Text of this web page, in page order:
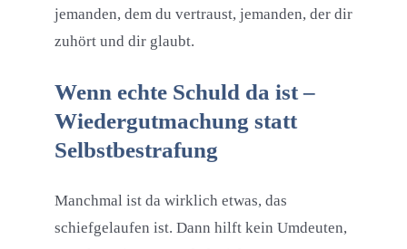
jemanden, dem du vertraust, jemanden, der dir
zuhört und dir glaubt.
Wenn echte Schuld da ist –
Wiedergutmachung statt
Selbstbestrafung
Manchmal ist da wirklich etwas, das
schiefgelaufen ist. Dann hilft kein Umdeuten,